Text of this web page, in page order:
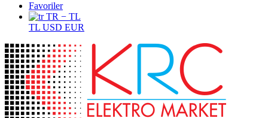
Favoriler
TR − TL
TL USD EUR